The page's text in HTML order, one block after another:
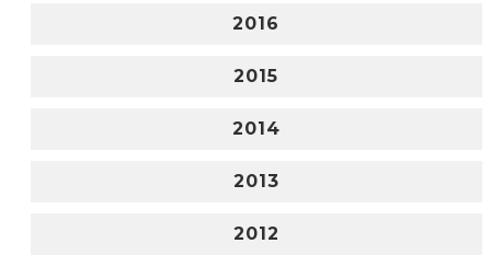
2016
2015
2014
2013
2012